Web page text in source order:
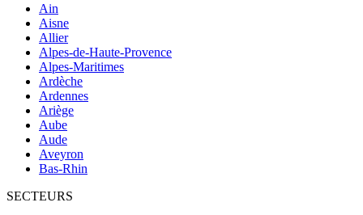
Ain
Aisne
Allier
Alpes-de-Haute-Provence
Alpes-Maritimes
Ardèche
Ardennes
Ariège
Aube
Aude
Aveyron
Bas-Rhin
SECTEURS